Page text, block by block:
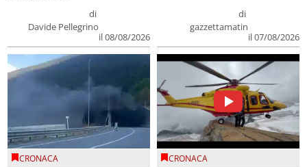
di
Davide Pellegrino
il 08/08/2026
di
gazzettamatin
il 07/08/2026
CRONACA CRONACA